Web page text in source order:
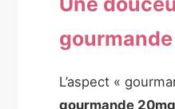
gourmande
L’aspect «
gourmande